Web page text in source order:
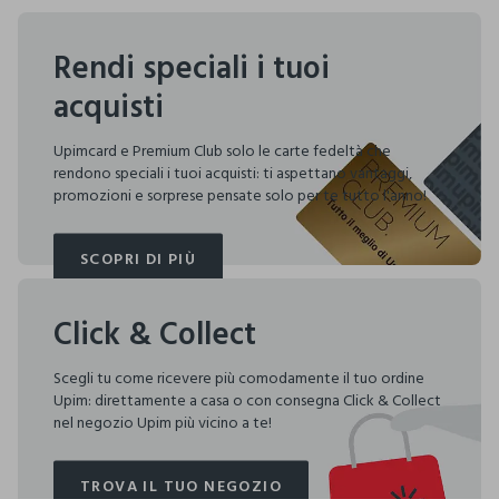
Rendi speciali i tuoi
acquisti
Upimcard e Premium Club solo le carte fedeltà che
rendono speciali i tuoi acquisti: ti aspettano vantaggi,
promozioni e sorprese pensate solo per te tutto l'anno!
SCOPRI DI PIÙ
SCOPRI DI PIÙ
Click & Collect
Scegli tu come ricevere più comodamente il tuo ordine
Upim: direttamente a casa o con consegna Click & Collect
nel negozio Upim più vicino a te!
TROVA IL TUO NEGOZIO